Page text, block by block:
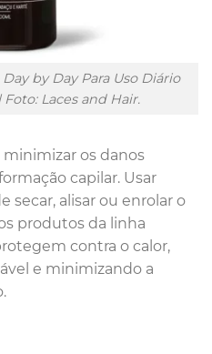
by Day Para Uso Diário
Laces and Hair.
os danos
capilar. Usar
secar, alisar ou enrolar o
produtos da linha
contra o calor,
e minimizando a